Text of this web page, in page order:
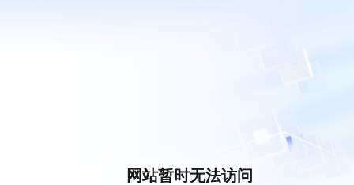
网站暂时无法访问